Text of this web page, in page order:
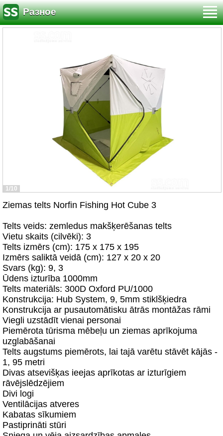
Разное
1/10
Ziemas telts Norfin Fishing Hot Cube 3
Telts veids: zemledus makšķerēšanas telts
Vietu skaits (cilvēki): 3
Telts izmērs (cm): 175 x 175 x 195
Izmērs saliktā veidā (cm): 127 x 20 x 20
Svars (kg): 9, 3
Ūdens izturība 1000mm
Telts materiāls: 300D Oxford PU/1000
Konstrukcija: Hub System, 9, 5mm stiklšķiedra
Konstrukcija ar pusautomātisku ātrās montāžas rāmi
Viegli uzstādīt vienai personai
Piemērota tūrisma mēbeļu un ziemas aprīkojuma
uzglabāšanai
Telts augstums piemērots, lai tajā varētu stāvēt kājās -
1, 95 metri
Divas atsevišķas ieejas aprīkotas ar izturīgiem
rāvējslēdzējiem
Divi logi
Ventilācijas atveres
Kabatas sīkumiem
Pastiprināti stūri